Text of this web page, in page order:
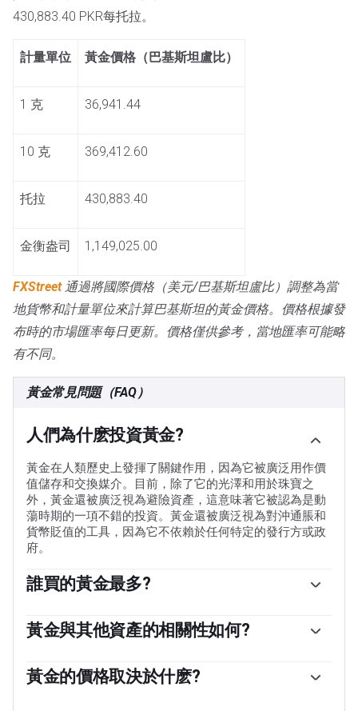
430,883.40 PKR每托拉。
計量單位 黃金價格（巴基斯坦盧比）
1 克 36,941.44
10 克 369,412.60
托拉 430,883.40
金衡盎司 1,149,025.00
FXStreet通過將國際價格（美元/巴基斯坦盧比）調整為當
地貨幣和計量單位來計算巴基斯坦的黃金價格。價格根據發
布時的市場匯率每日更新。價格僅供參考，當地匯率可能略
有不同。
黃金常見問題（FAQ）
人們為什麽投資黃金?
黃金在人類歷史上發揮了關鍵作用，因為它被廣泛用作價
值儲存和交換媒介。目前，除了它的光澤和用於珠寶之
外，黃金還被廣泛視為避險資產，這意味著它被認為是動
蕩時期的一項不錯的投資。黃金還被廣泛視為對沖通脹和
貨幣貶值的工具，因為它不依賴於任何特定的發行方或政
府。
誰買的黃金最多?
貨幣，各國央行傾向於使儲備多樣化，並購買黃金，以提
高人們對經濟和貨幣實力的看法。高黃金儲備可以成為一
各國央行在2022年增加了1136噸黃金儲備，價值約700億
黃金與其他資產的相關性如何?
產和避險資產。當美元貶值時，黃金往往會上漲，使投資
者和央行能夠在動蕩時期實現資產多元化。黃金與風險資
黃金的價格取決於什麽?